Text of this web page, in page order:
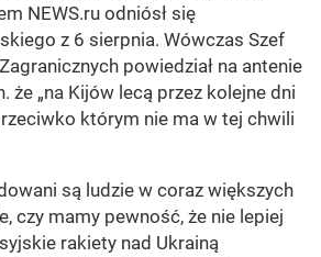
NEWS.ru odniósł się
z 6 sierpnia. Wówczas Szef
powiedział na antenie
że „na Kijów lecą przez kolejne dni
którym nie ma w tej chwili
są ludzie w coraz większych
czy mamy pewność, że nie lepiej
rakiety nad Ukrainą